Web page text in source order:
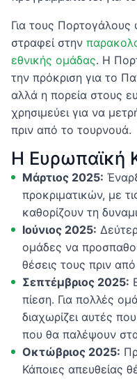
Για τους
στραφεί στην
εθνικής ομάδας. Η
την πρόκριση για το
αλλά η πορεία στους
χρησιμεύει για να
πριν από το τουρνουά.
Η Ευρωπαϊκή
Μάρτιος 2025:
προκριματικών, με
καθορίζουν τη
Ιούνιος 2025:
ομάδες να
θέσεις τους πριν
Σεπτέμβριος 2025:
πίεση. Για πολλές
διαχωρίζει αυτές
που θα παλέψουν
Οκτώβριος 2025:
Κάποιες απευθείας